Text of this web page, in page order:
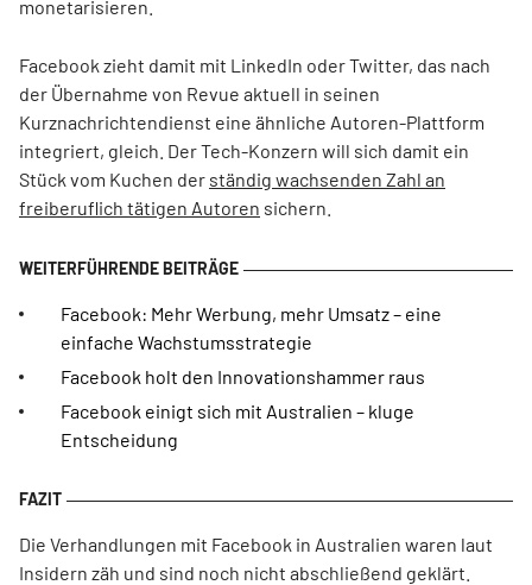
monetarisieren.
Facebook zieht damit mit LinkedIn oder Twitter, das nach
der Übernahme von Revue aktuell in seinen
Kurznachrichtendienst eine ähnliche Autoren-Plattform
integriert, gleich. Der Tech-Konzern will sich damit ein
Stück vom Kuchen der ständig wachsenden Zahl an
freiberuflich tätigen Autoren sichern.
Facebook: Mehr Werbung, mehr Umsatz – eine
einfache Wachstumsstrategie
Facebook holt den Innovationshammer raus
Facebook einigt sich mit Australien – kluge
Entscheidung
Die Verhandlungen mit Facebook in Australien waren laut
Insidern zäh und sind noch nicht abschließend geklärt.